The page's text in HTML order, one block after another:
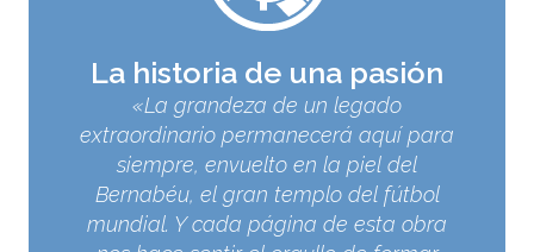
La historia de una pasión
«La grandeza de un legado
extraordinario permanecerá aquí para
siempre, envuelto en la piel del
Bernabéu, el gran templo del fútbol
mundial. Y cada página de esta obra